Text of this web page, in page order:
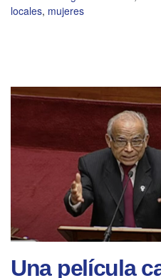
locales, mujeres
Una película